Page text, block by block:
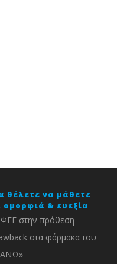
θέλετε να μάθετε
ομορφιά & ευεξία
στην πρόθεση
στα φάρμακα του